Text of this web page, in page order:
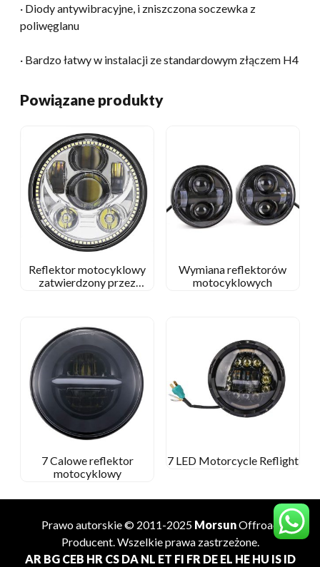
· Diody antywibracyjne, i zniszczona soczewka z
poliwęglanu
· Bardzo łatwy w instalacji ze standardowym złączem H4
Powiązane produkty
Reflektor motocyklowy
zatwierdzony przez
Wymiana reflektorów
motocyklowych
7 Calowe reflektor
motocyklowy
7 LED Motorcycle Reflight
Prawo autorskie © 2011-2025 MorsunOffroad
Producent. Wszelkie prawa zastrzeżone.
AR BG CEB HR CS DA NL ET FI FR DE EL HE HU IS ID